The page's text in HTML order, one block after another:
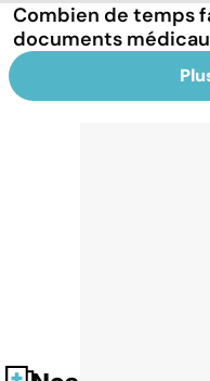
Combien de temps
documents